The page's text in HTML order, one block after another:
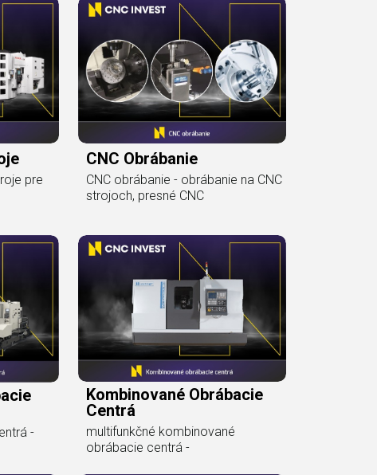
pre
CNC Obrábanie
CNC obrábanie - obrábanie na CNC
strojoch, presné CNC
-
Kombinované Obrábacie
Centrá
multifunkčné kombinované
obrábacie centrá -